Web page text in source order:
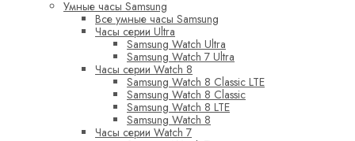
Умные часы Samsung
Все умные часы Samsung
Часы серии Ultra
Samsung Watch Ultra
Samsung Watch 7 Ultra
Часы серии Watch 8
Samsung Watch 8 Classic LTE
Samsung Watch 8 Classic
Samsung Watch 8 LTE
Samsung Watch 8
Часы серии Watch 7